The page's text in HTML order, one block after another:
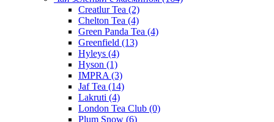
Creatlur Tea (2)
Chelton Tea (4)
Green Panda Tea (4)
Greenfield (13)
Hyleys (4)
Hyson (1)
IMPRA (3)
Jaf Tea (14)
Lakruti (4)
London Tea Club (0)
Plum Snow (6)